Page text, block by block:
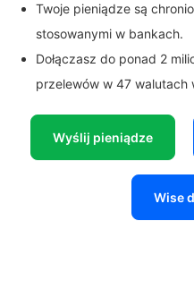
Twoje pieniądze są
stosowanymi w bankach.
Dołączasz do ponad 2
przelewów w 47 walutach
Wyślij pieniądze
Wise